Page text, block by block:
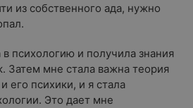
из собственного ада, нужно
психологию и получила знания
Затем мне стала важна теория
его психики, и я стала
Это дает мне